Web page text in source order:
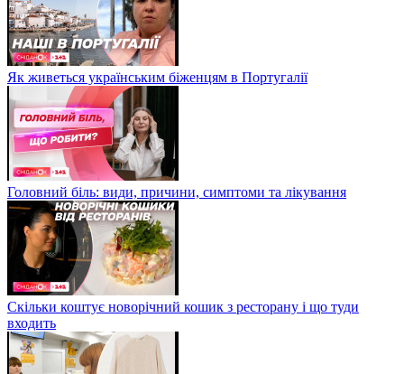
Як живеться українським біженцям в Португалії
Головний біль: види, причини, симптоми та лікування
Скільки коштує новорічний кошик з ресторану і що туди
входить